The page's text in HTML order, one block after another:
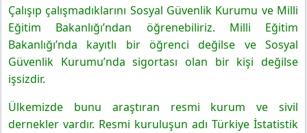
5. Sınıf Matematik Ders Kitabı Sayfa 67 Cevapları MEB
Yayınları
Örnek 6
5. Sınıf Matematik Ders Kitabı Sayfa 68 Cevapları MEB
Yayınları
Çalışıp çalışmadıklarını Sosyal Güvenlik Kurumu ve Milli
Eğitim Bakanlığı’ndan öğrenebiliriz. Milli Eğitim
Bakanlığı’nda kayıtlı bir öğrenci değilse ve Sosyal
Güvenlik Kurumu’nda sigortası olan bir kişi değilse
işsizdir.
Ülkemizde bunu araştıran resmi kurum ve sivil
dernekler vardır. Resmi kuruluşun adı Türkiye İstatistik